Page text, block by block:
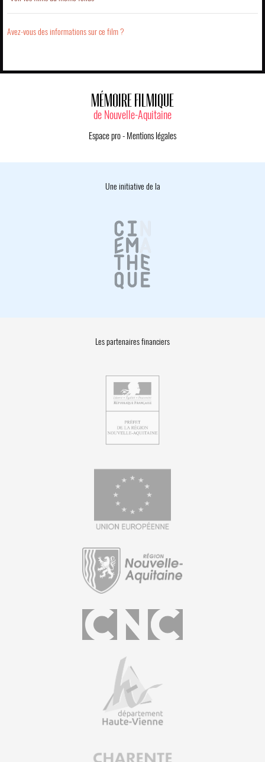
Avez-vous des informations sur ce film ?
MÉMOIRE FILMIQUE
de Nouvelle-Aquitaine
Espace pro- Mentions légales
Une initiative de la
Les partenaires financiers